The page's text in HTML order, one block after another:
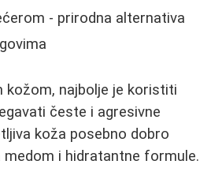
- prirodna alternativa
kožom, najbolje je koristiti
česte i agresivne
koža posebno dobro
medom i hidratantne formule.